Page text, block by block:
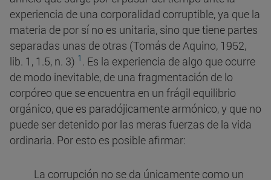
experiencia de una corporalidad corruptible, ya que la
materia de por sí no es unitaria, sino que tiene partes
separadas unas de otras (Tomás de Aquino, 1952,
lib. 1, 1.5, n. 3) 1 . Es la experiencia de algo que ocurre
de modo inevitable, de una fragmentación de lo
corpóreo que se encuentra en un frágil equilibrio
orgánico, que es paradójicamente armónico, y que no
puede ser detenido por las meras fuerzas de la vida
ordinaria. Por esto es posible afirmar:
La corrupción no se da únicamente como un